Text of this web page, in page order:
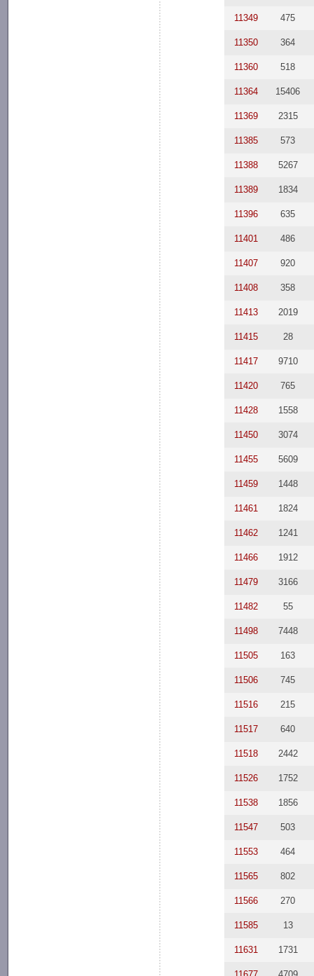
11349 475
11350 364
11360 518
11364 15406
11369 2315
11385 573
11388 5267
11389 1834
11396 635
11401 486
11407 920
11408 358
11413 2019
11415 28
11417 9710
11420 765
11428 1558
11450 3074
11455 5609
11459 1448
11461 1824
11462 1241
11466 1912
11479 3166
11482 55
11498 7448
11505 163
11506 745
11516 215
11517 640
11518 2442
11526 1752
11538 1856
11547 503
11553 464
11565 802
11566 270
11585 13
11631 1731